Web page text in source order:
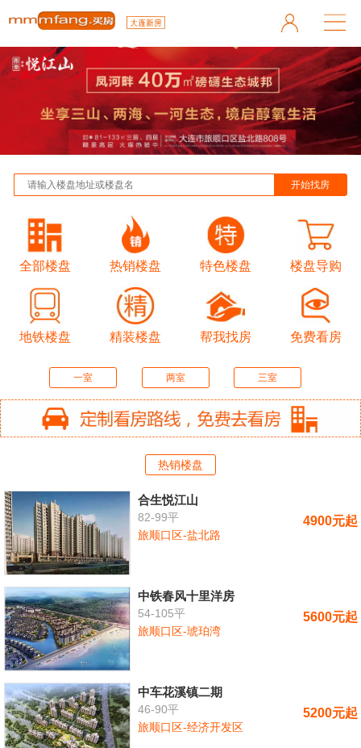
全部楼盘 热销楼盘 特色楼盘 楼盘导购
地铁楼盘 精装楼盘 帮我找房 免费看房
一室 两室 三室
热销楼盘
合生悦江山
82-99平
旅顺口区-盐北路
4900元起
中铁春风十里洋房
54-105平
旅顺口区-琥珀湾
5600元起
中车花溪镇二期
46-90平
旅顺口区-经济开发区
5200元起